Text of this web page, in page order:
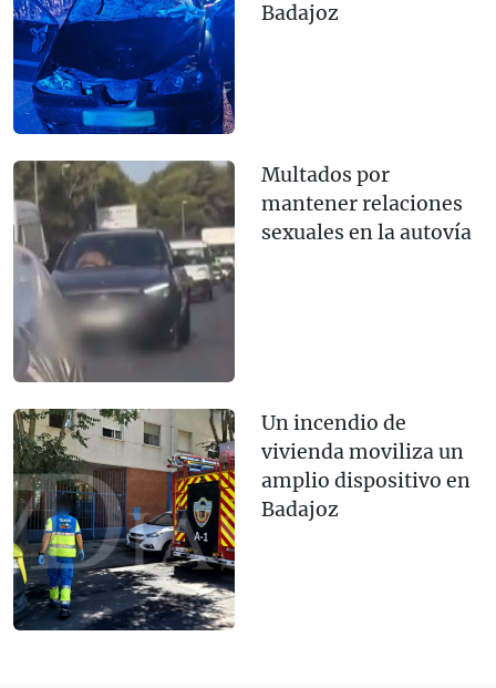
Badajoz
Multados por
mantener relaciones
sexuales en la autovía
Un incendio de
vivienda moviliza un
amplio dispositivo en
Badajoz